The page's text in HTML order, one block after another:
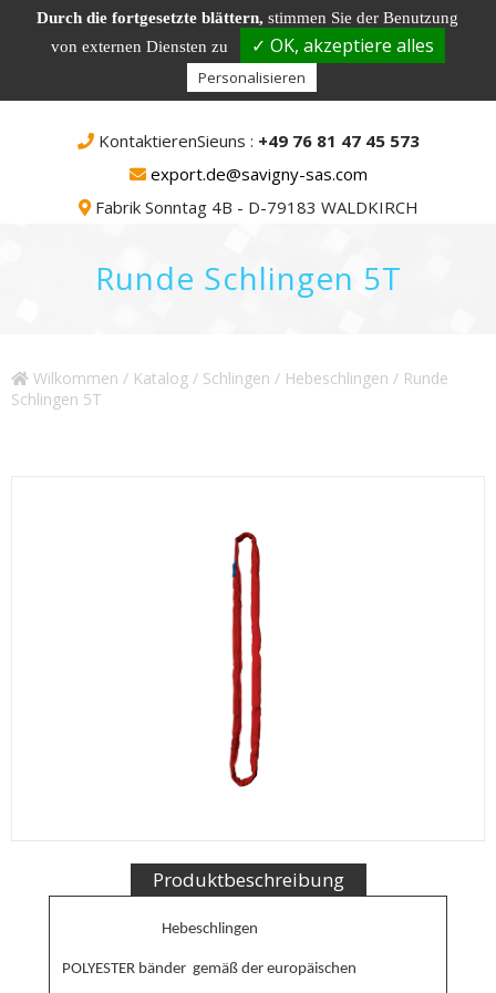
KontaktierenSieuns : +49 76 81 47 45 573
export.de@savigny-sas.com
Fabrik Sonntag 4B - D-79183 WALDKIRCH
Runde Schlingen 5T
Wilkommen / Katalog / Schlingen / Hebeschlingen / Runde
Schlingen 5T
Produktbeschreibung
Hebeschlingen
POLYESTER bänder  gemäß der europäischen
Durch die fortgesetzte blättern, stimmen Sie der Benutzung
von externen Diensten zu
✓ OK, akzeptiere alles
Personalisieren